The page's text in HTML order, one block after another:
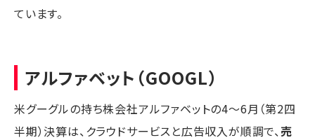
ています。
アルファベット（GOOGL）
米グーグルの持ち株会社アルファベットの4～6月（第2四
半期）決算は、クラウドサービスと広告収入が順調で、 売